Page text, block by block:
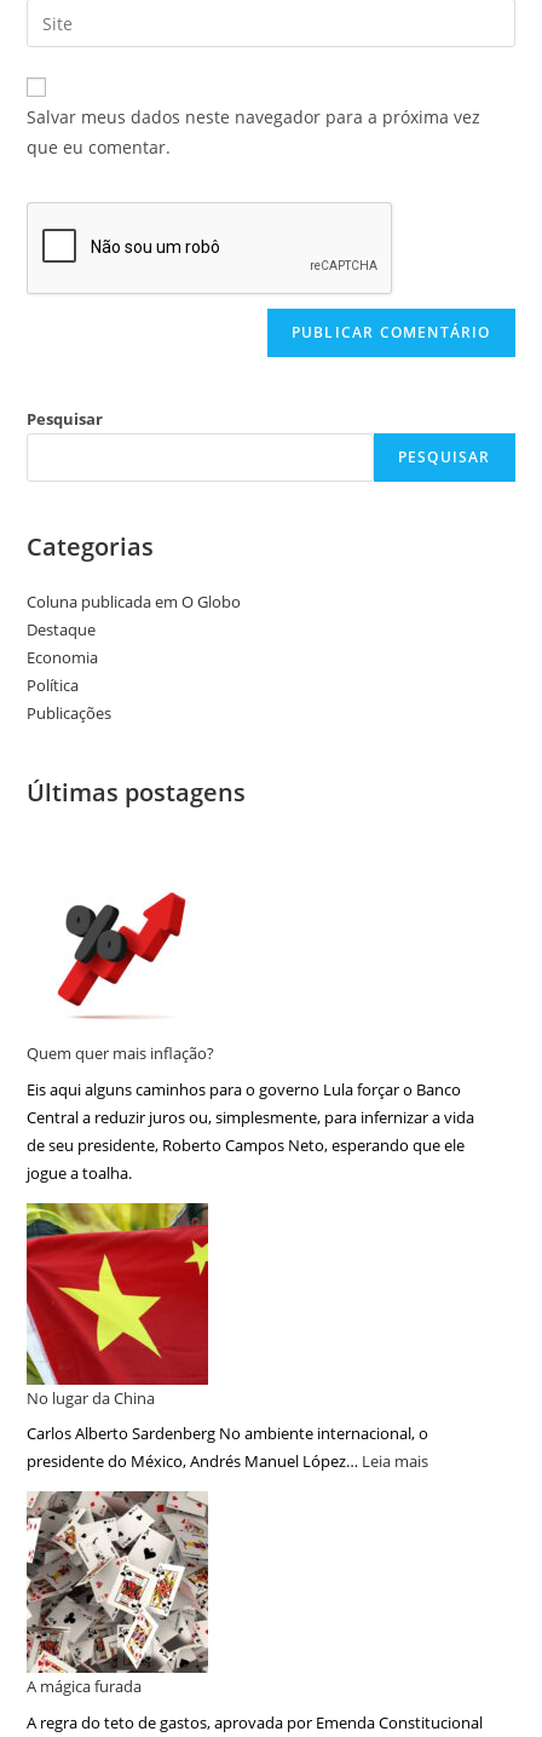
Salvar meus dados neste navegador para a próxima vez
que eu comentar.
Pesquisar
PESQUISAR
Categorias
Coluna publicada em O Globo
Destaque
Economia
Política
Publicações
Últimas postagens
Quem quer mais inflação?
Eis aqui alguns caminhos para o governo Lula forçar o Banco
Central a reduzir juros ou, simplesmente, para infernizar a vida
de seu presidente, Roberto Campos Neto, esperando que ele
jogue a toalha.
No lugar da China
Carlos Alberto Sardenberg No ambiente internacional, o
presidente do México, Andrés Manuel López… Leia mais
A mágica furada
A regra do teto de gastos, aprovada por Emenda Constitucional